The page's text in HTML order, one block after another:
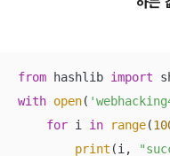
from hashlib import
with open(
for i in range(
print (i,